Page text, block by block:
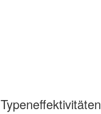
Typeneffektivitäten